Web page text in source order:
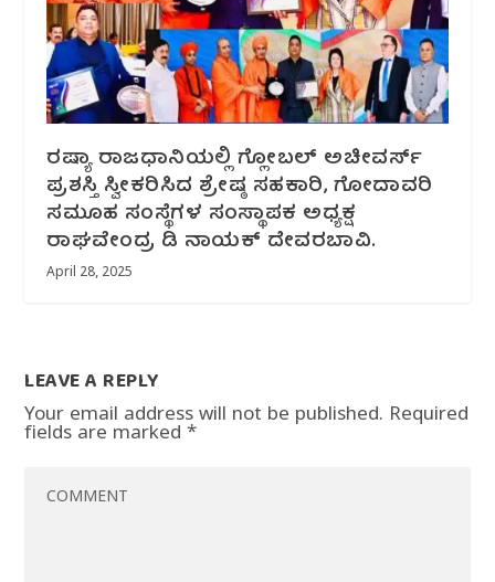
ರಷ್ಯಾ ರಾಜಧಾನಿಯಲ್ಲಿ ಗ್ಲೋಬಲ್ ಅಚೀವರ್ಸ್
ಪ್ರಶಸ್ತಿ ಸ್ವೀಕರಿಸಿದ ಶ್ರೇಷ್ಠ ಸಹಕಾರಿ, ಗೋದಾವರಿ
ಸಮೂಹ ಸಂಸ್ಥೆಗಳ ಸಂಸ್ಥಾಪಕ ಅಧ್ಯಕ್ಷ
ರಾಘವೇಂದ್ರ ಡಿ ನಾಯಕ್ ದೇವರಬಾವಿ.
April 28, 2025
LEAVE A REPLY
Your email address will not be published. Required
fields are marked*